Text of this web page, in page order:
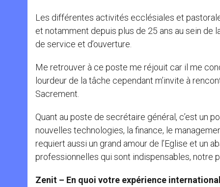
Les différentes activités ecclésiales et
et notamment depuis plus de 25 ans au sein de
de service et d’ouverture.
Me retrouver à ce poste me réjouit car il me
lourdeur de la tâche cependant m’invite à
Sacrement.
Quant au poste de secrétaire général, c’est un
nouvelles technologies, la finance, le
requiert aussi un grand amour de l’Eglise et un
professionnelles qui sont indispensables, notre
Zenit – En quoi votre expérience